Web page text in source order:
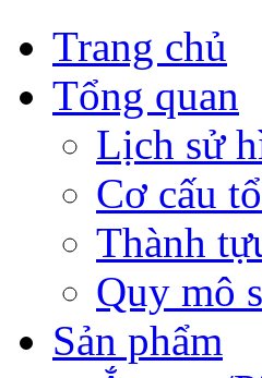
Trang chủ
Tổng quan
Lịch sử
Cơ cấu
Thành
Quy mô
Sản phẩm